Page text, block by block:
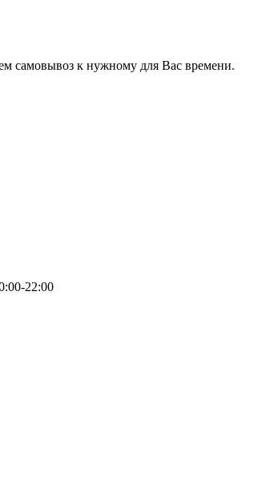
самовывоз к нужному для Вас времени.
22:00